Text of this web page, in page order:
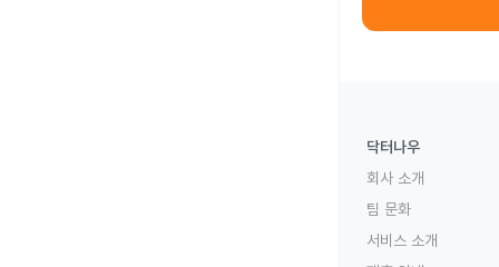
닥터나우
회사 소개
팀 문화
서비스 소개